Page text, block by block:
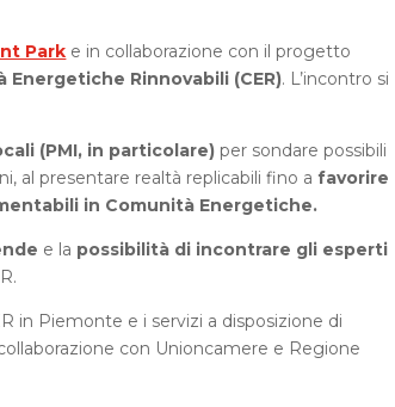
Park e in collaborazione con il progetto
Energetiche Rinnovabili (CER). L’incontro si
(PMI, in particolare) per sondare possibili
al presentare realtà replicabili fino afavorire
in Comunità Energetiche.
e la possibilità di incontrare gli esperti
in Piemonte e i servizi a disposizione di
con Unioncamere e Regione